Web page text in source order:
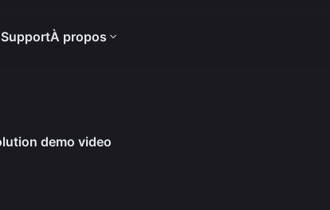
SupportÀ propos
demo video